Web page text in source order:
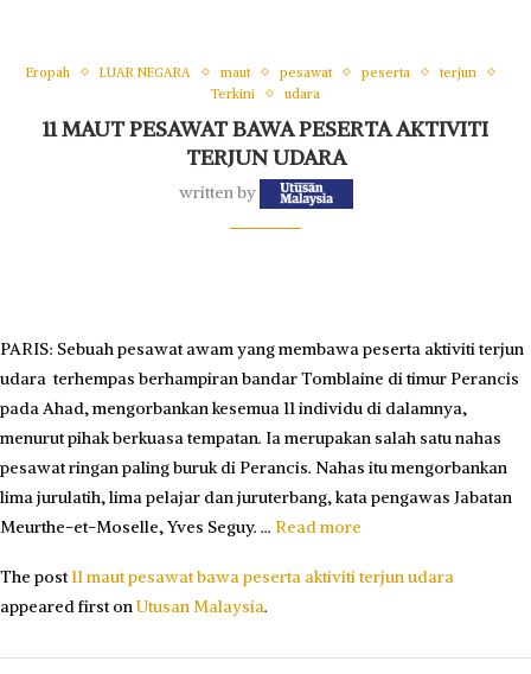
Eropah LUAR NEGARA maut pesawat peserta
terjun
Terkini
udara
11 MAUT PESAWAT BAWA PESERTA AKTIVITI
TERJUN UDARA
written by
PARIS: Sebuah pesawat awam yang membawa peserta aktiviti terjun
udara terhempas berhampiran bandar Tomblaine di timur Perancis
pada Ahad, mengorbankan kesemua 11 individu di dalamnya,
menurut pihak berkuasa tempatan. Ia merupakan salah satu nahas
pesawat ringan paling buruk di Perancis. Nahas itu mengorbankan
lima jurulatih, lima pelajar dan juruterbang, kata pengawas Jabatan
Meurthe-et-Moselle, Yves Seguy. … Read more
The post11 maut pesawat bawa peserta aktiviti terjun udara
appeared first onUtusan Malaysia.